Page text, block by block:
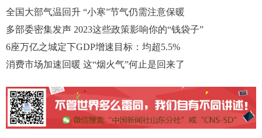
全国大部气温回升 “小寒”节气仍需注意保暖
多部委密集发声 2023这些政策影响你的“钱袋子”
6座万亿之城定下GDP增速目标：均超5.5%
消费市场加速回暖 这“烟火气”何止是回来了